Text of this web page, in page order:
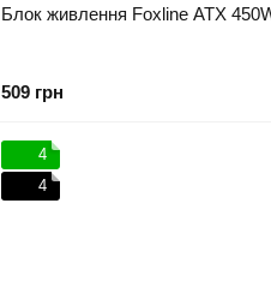
Блок живлення Foxline ATX
509 грн
4
4